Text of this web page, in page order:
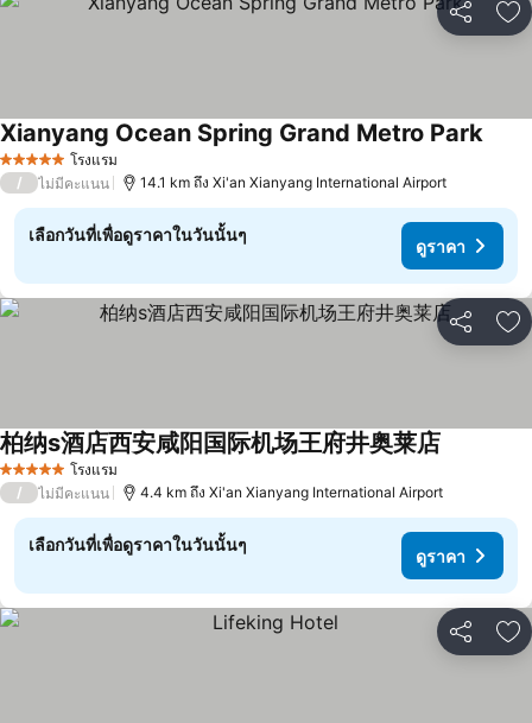
แชร์ เ
5 ดาว โรงแรม
Xianyang Ocean Spring Grand Metro Parkดูราค
/ ไม่มีคะแนน 14.1 km ถึง Xi'an Xianyang International Airport
เลือกวันที่เพื่อดูราคาในวันนั้นๆ
ดูราคา
แชร์ เ
5 ดาว โรงแรม
柏纳s酒店西安咸阳国际机场王府井奥莱店
/ ไม่มีคะแนน 4.4 km ถึง Xi'an Xianyang International Airport
เลือกวันที่เพื่อดูราคาในวันนั้นๆ
ดูราคา
แชร์ เ